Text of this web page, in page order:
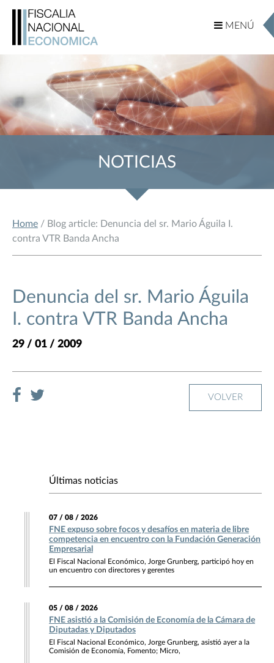
MENÚ
MENÚ
NOTICIAS
Home / Blog article: Denuncia del sr. Mario Águila I.
contra VTR Banda Ancha
Denuncia del sr. Mario Águila
I. contra VTR Banda Ancha
29 / 01 / 2009
VOLVER
Últimas noticias
07 / 08 / 2026
FNE expuso sobre focos y desafíos en materia de libre
competencia en encuentro con la Fundación Generación
Empresarial
El Fiscal Nacional Económico, Jorge Grunberg, participó hoy en
un encuentro con directores y gerentes
05 / 08 / 2026
FNE asistió a la Comisión de Economía de la Cámara de
Diputadas y Diputados
El Fiscal Nacional Económico, Jorge Grunberg, asistió ayer a la
Comisión de Economía, Fomento; Micro,